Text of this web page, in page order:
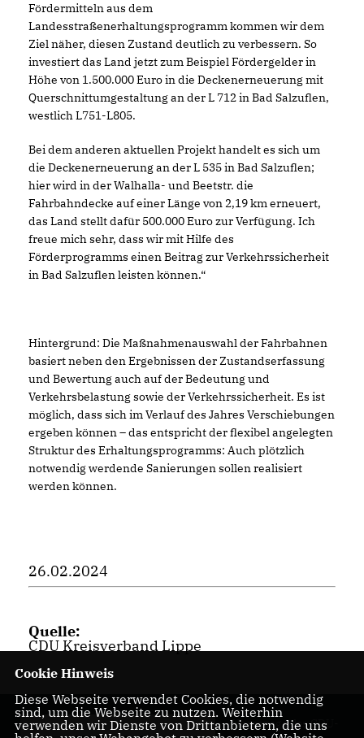
Fördermitteln aus dem
Landesstraßenerhaltungsprogramm kommen wir dem
Ziel näher, diesen Zustand deutlich zu verbessern. So
investiert das Land jetzt zum Beispiel Fördergelder in
Höhe von 1.500.000 Euro in die Deckenerneuerung mit
Querschnittumgestaltung an der L 712 in Bad Salzuflen,
westlich L751-L805.
Bei dem anderen aktuellen Projekt handelt es sich um
die Deckenerneuerung an der L 535 in Bad Salzuflen;
hier wird in der Walhalla- und Beetstr. die
Fahrbahndecke auf einer Länge von 2,19 km erneuert,
das Land stellt dafür 500.000 Euro zur Verfügung. Ich
freue mich sehr, dass wir mit Hilfe des
Förderprogramms einen Beitrag zur Verkehrssicherheit
in Bad Salzuflen leisten können.“
Hintergrund: Die Maßnahmenauswahl der Fahrbahnen
basiert neben den Ergebnissen der Zustandserfassung
und Bewertung auch auf der Bedeutung und
Verkehrsbelastung sowie der Verkehrssicherheit. Es ist
möglich, dass sich im Verlauf des Jahres Verschiebungen
ergeben können – das entspricht der flexibel angelegten
Struktur des Erhaltungsprogramms: Auch plötzlich
notwendig werdende Sanierungen sollen realisiert
werden können.
26.02.2024
Quelle:
CDU Kreisverband Lippe
Homepage des CDU-
Cookie Hinweis
Diese Webseite verwendet Cookies, die notwendig
sind, um die Webseite zu nutzen. Weiterhin
verwenden wir Dienste von Drittanbietern, die uns